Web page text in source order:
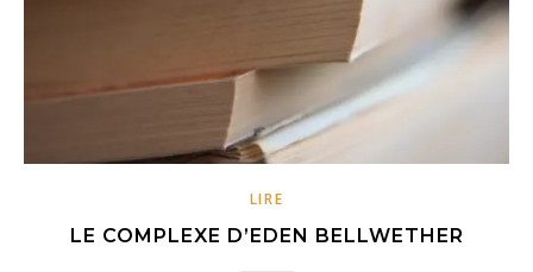
LIRE
LE COMPLEXE D’EDEN BELLWETHER